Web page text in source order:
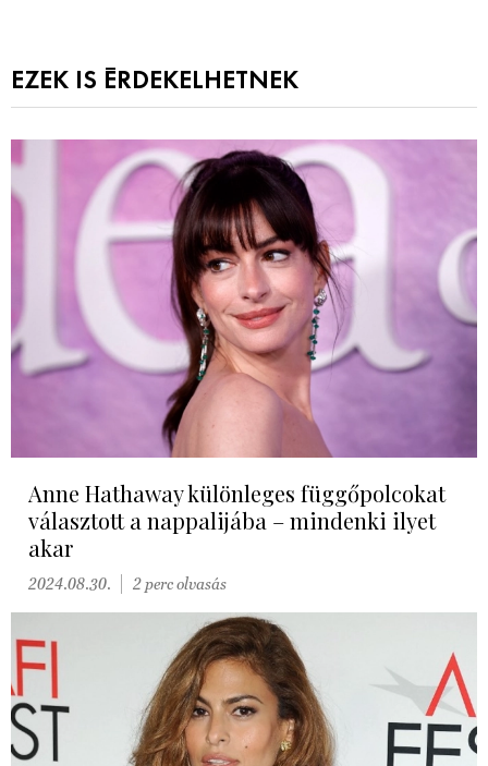
EZEK IS ÉRDEKELHETNEK
Anne Hathaway különleges függőpolcokat
választott a nappalijába – mindenki ilyet
akar
2024.08.30. 2 perc olvasás